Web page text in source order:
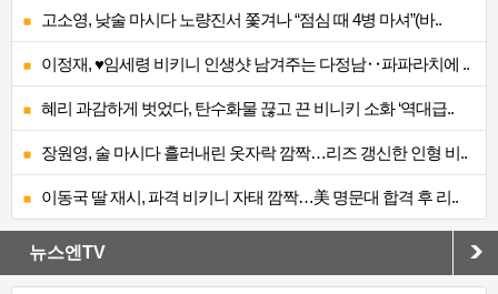
고소영, 낮술 마시다 노량진서 쫓겨나 “점심 때 4병 마셔”(바..
이정재, ♥임세령 비키니 인생샷 남겨주는 다정남‥파파라치에 ..
혜리 과감하게 벗었다, 탄수화물 끊고 끈 비니키 소화 ‘역대급..
장원영, 술 마시다 흘러내린 옷자락 깜짝…리즈 갱신한 인형 비..
이동국 딸 재시, 파격 비키니 자태 깜짝…美 명문대 합격 후 리..
뉴스엔TV